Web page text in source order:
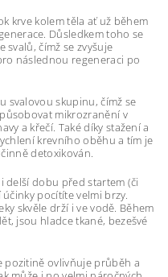
krve kolem těla ať už během
Důsledkem toho se
svalů, čímž se zvyšuje
následnou regeneraci po
svalovou skupinu, čímž se
mikrozranění v
a křečí. Také díky stažení a
krevního oběhu a tím je
detoxikován.
delší dobu před startem (či
pocítíte velmi brzy.
skvěle drží i ve vodě. Během
jsou hladce tkané, bezešvé
pozitině ovlivňuje průběh a